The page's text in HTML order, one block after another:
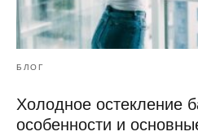
БЛОГ
Холодное остекление
особенности и